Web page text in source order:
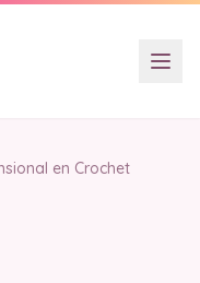
en Crochet